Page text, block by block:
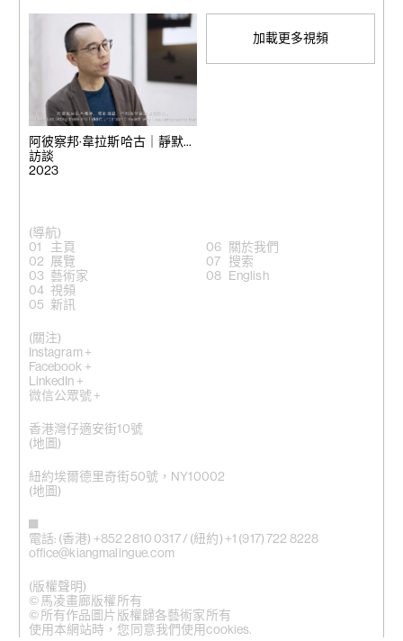
阿彼察邦·韋拉斯哈古｜靜默星
球: 2021-2022作品選集
訪談
2023
加載更多視頻
香港灣仔適安街10號
(地圖 )
紐約埃爾德里奇街50號，NY10002
(地圖)
電話: (香港) +852 2810 0317 / (紐約) +1 (917) 722 8228
office@kiangmalingue.com
(版權聲明)
© 馬凌畫廊版權所有
© 所有作品圖片版權歸各藝術家所有
使用本網站時，您同意我們使用cookies.
(導航)
主頁
展覽
藝術家
視頻
新訊
關於我們
搜索
English
(關注)
Instagram +
Facebook +
LinkedIn +
微信公眾號 +